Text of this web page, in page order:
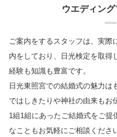
ウエディン
ご案内をするスタッフは、実際
内をしており、日光検定を取得
経験も知識も豊富です。
日光東照宮での結婚式の魅力は
ではしきたりや神社の由来もお
1組1組にあったご結婚式をご提
なこともお気軽にご相談くださ